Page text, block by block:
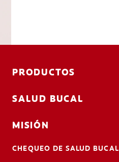
PRODUCTOS
SALUD BUCAL
MISIÓN
CHEQUEO DE SALUD BUCAL